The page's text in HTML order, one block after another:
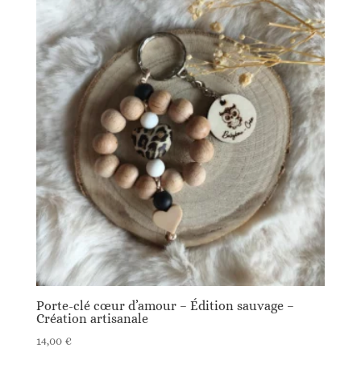
Porte-clé cœur d’amour – Édition sauvage –
Création artisanale
14,00 €